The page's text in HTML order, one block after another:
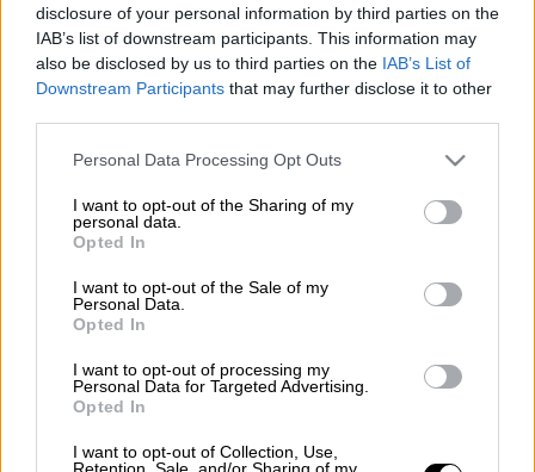
disclosure of your personal information by third parties on the
IAB’s list of downstream participants. This information may
also be disclosed by us to third parties on the IAB’s List of
Downstream Participants that may further disclose it to other
Please note that this website/app uses one or more Google
not limited to your visit or usage behaviour. You may click to
grant or deny consent to Google and its third-party tags to
use your data for below specified purposes in below Google
consent section.
Personal Data Processing Opt Outs
I want to opt-out of the Sharing of my
personal data.
Opted In
I want to opt-out of the Sale of my
Personal Data.
Opted In
I want to opt-out of processing my
Personal Data for Targeted Advertising.
Opted In
I want to opt-out of Collection, Use,
Retention, Sale, and/or Sharing of my
κυβερνητικός εκπρόσωπος,Γιάννης
Οικονόμου, κατά τη διάρκεια της
ενημέρωσης τωνπολιτικών συντακτών.
εφαρμόσαμε πολιτικές με έντονο κοινωνικό
πρόσημο, που εξασφαλίσαμε χάρις στο
σχέδιό μας», σημείωσε και παράλληλα τόνισε
συζήτησης στηνΟλομέλεια.
κυβερνητικά μέτρα τα οποία -όπως
σημείωσε- έχουν έντονο κοινωνικό
πρόσημο.